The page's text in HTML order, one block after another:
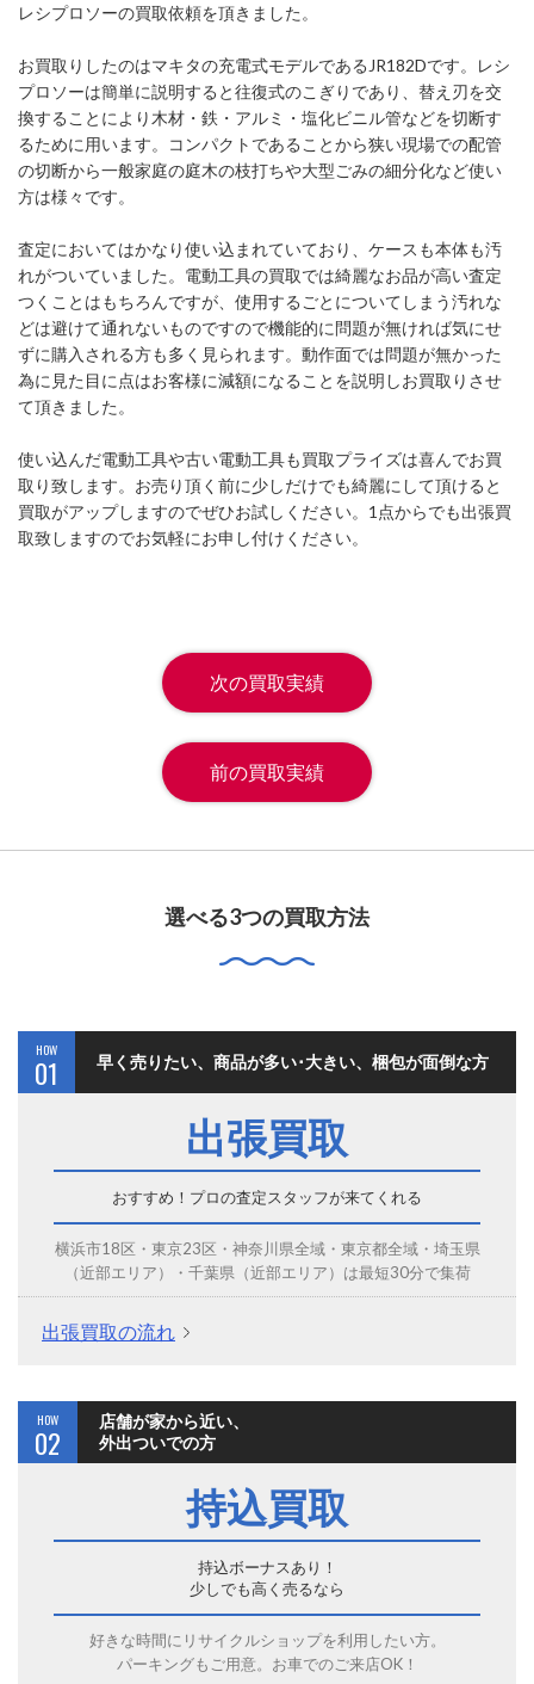
レシプロソーの買取依頼を頂きました。
お買取りしたのはマキタの充電式モデルであるJR182Dです。レシ
プロソーは簡単に説明すると往復式のこぎりであり、替え刃を交
換することにより木材・鉄・アルミ・塩化ビニル管などを切断す
るために用います。コンパクトであることから狭い現場での配管
の切断から一般家庭の庭木の枝打ちや大型ごみの細分化など使い
方は様々です。
査定においてはかなり使い込まれていており、ケースも本体も汚
れがついていました。電動工具の買取では綺麗なお品が高い査定
つくことはもちろんですが、使用するごとについてしまう汚れな
どは避けて通れないものですので機能的に問題が無ければ気にせ
ずに購入される方も多く見られます。動作面では問題が無かった
為に見た目に点はお客様に減額になることを説明しお買取りさせ
て頂きました。
使い込んだ電動工具や古い電動工具も買取プライズは喜んでお買
取り致します。お売り頂く前に少しだけでも綺麗にして頂けると
買取がアップしますのでぜひお試しください。1点からでも出張買
取致しますのでお気軽にお申し付けください。
次の買取実績
前の買取実績
選べる3つの買取方法
HOW
01 早く売りたい、商品が多い･大きい、梱包が面倒な方
出張買取
おすすめ！プロの査定スタッフが来てくれる
横浜市18区・東京23区・神奈川県全域・東京都全域・埼玉県
（近部エリア）・千葉県（近部エリア）は最短30分で集荷
出張買取の流れ
HOW
02
店舗が家から近い、
外出ついでの方
持込買取
持込ボーナスあり！
少しでも高く売るなら
好きな時間にリサイクルショップを利用したい方。
パーキングもご用意。お車でのご来店OK！